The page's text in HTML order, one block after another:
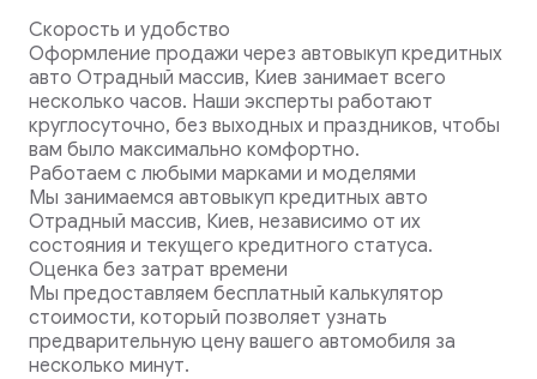
Скорость и удобство
Оформление продажи через автовыкуп кредитных
авто Отрадный массив, Киев занимает всего
несколько часов. Наши эксперты работают
круглосуточно, без выходных и праздников, чтобы
вам было максимально комфортно.
Работаем с любыми марками и моделями
Мы занимаемся автовыкуп кредитных авто
Отрадный массив, Киев, независимо от их
состояния и текущего кредитного статуса.
Оценка без затрат времени
Мы предоставляем бесплатный калькулятор
стоимости, который позволяет узнать
предварительную цену вашего автомобиля за
несколько минут.